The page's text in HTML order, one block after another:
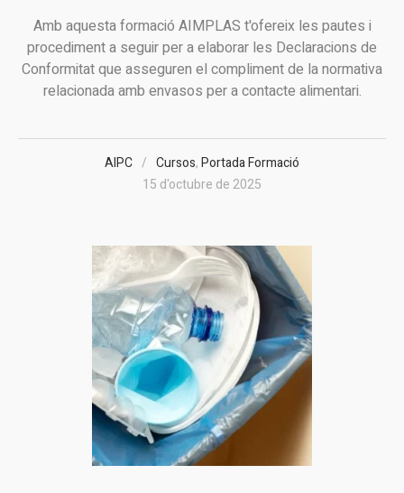
Amb aquesta formació AIMPLAS t'ofereix les pautes i
procediment a seguir per a elaborar les Declaracions de
Conformitat que asseguren el compliment de la normativa
relacionada amb envasos per a contacte alimentari.
AIPC Cursos,Portada Formació
15 d'octubre de 2025